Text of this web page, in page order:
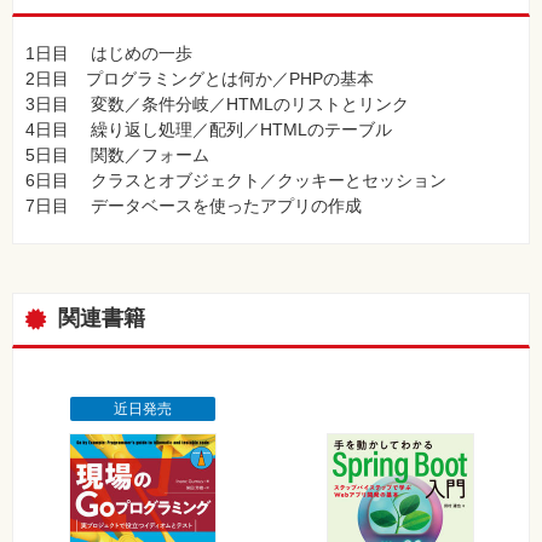
1日目 はじめの一歩
2日目 プログラミングとは何か／PHPの基本
3日目 変数／条件分岐／HTMLのリストとリンク
4日目 繰り返し処理／配列／HTMLのテーブル
5日目 関数／フォーム
6日目 クラスとオブジェクト／クッキーとセッション
7日目 データベースを使ったアプリの作成
関連書籍
近日発売